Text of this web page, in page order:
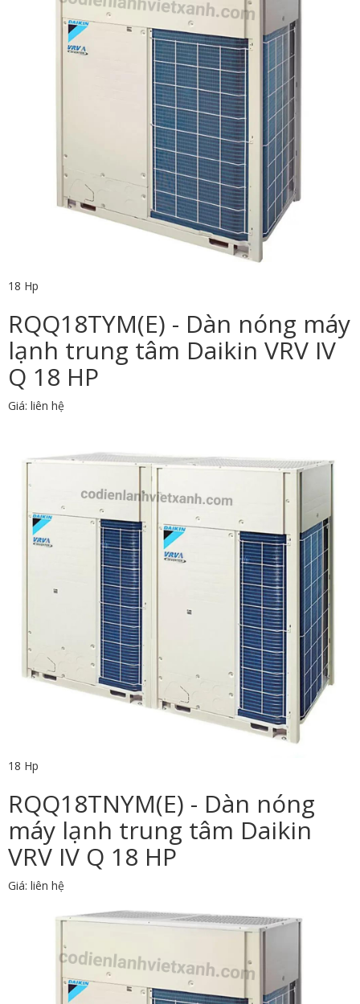
18 Hp
RQQ18TYM(E) - Dàn nóng máy
lạnh trung tâm Daikin VRV IV
Q 18 HP
Giá: liên hệ
18 Hp
RQQ18TNYM(E) - Dàn nóng
máy lạnh trung tâm Daikin
VRV IV Q 18 HP
Giá: liên hệ